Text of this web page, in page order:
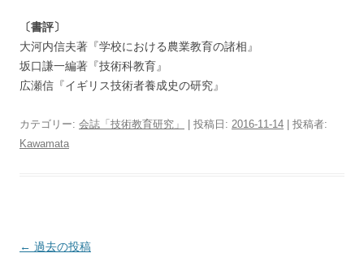
〔書評〕
大河内信夫著『学校における農業教育の諸相』
坂口謙一編著『技術科教育』
広瀬信『イギリス技術者養成史の研究』
カテゴリー: 会誌「技術教育研究」 | 投稿日: 2016-11-14
投稿者:
Kawamata
投
← 過去の投稿